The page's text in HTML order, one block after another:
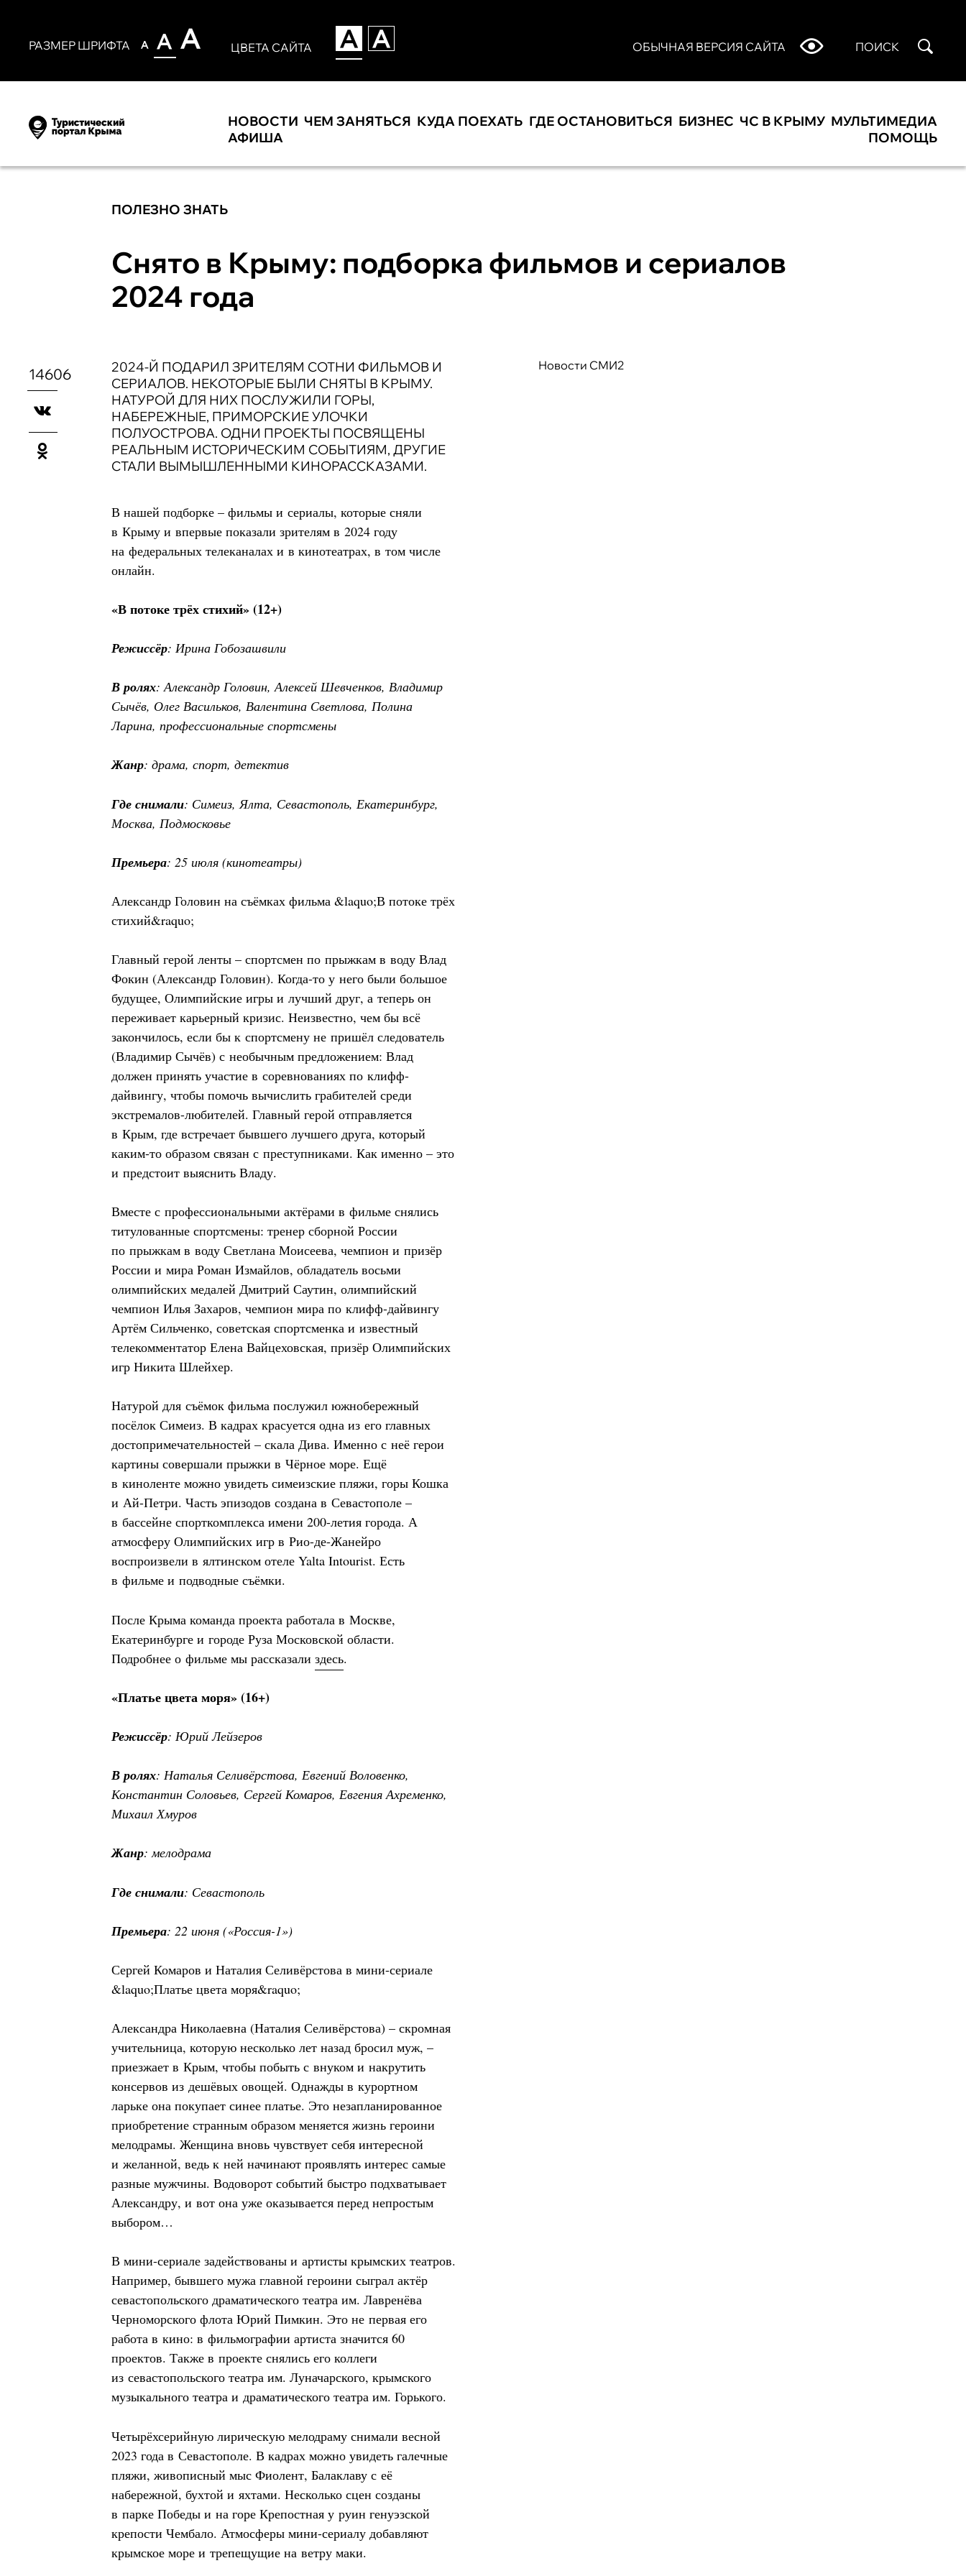
РАЗМЕР ШРИФТА ЦВЕТА САЙТА ОБЫЧНАЯ ВЕРСИЯ САЙТА ПОИСК
НОВОСТИ ЧЕМ ЗАНЯТЬСЯ КУДА ПОЕХАТЬ ГДЕ ОСТАНОВИТЬСЯ БИЗНЕС ЧС В КРЫМУ МУЛЬТИМЕДИА
АФИША
ПОМОЩЬ
ПОЛЕЗНО ЗНАТЬ
Снято в Крыму: подборка фильмов и сериалов
2024 года
14606
2024-Й ПОДАРИЛ ЗРИТЕЛЯМ СОТНИ ФИЛЬМОВ И
СЕРИАЛОВ. НЕКОТОРЫЕ БЫЛИ СНЯТЫ В КРЫМУ.
НАТУРОЙ ДЛЯ НИХ ПОСЛУЖИЛИ ГОРЫ,
НАБЕРЕЖНЫЕ, ПРИМОРСКИЕ УЛОЧКИ
ПОЛУОСТРОВА. ОДНИ ПРОЕКТЫ ПОСВЯЩЕНЫ
РЕАЛЬНЫМ ИСТОРИЧЕСКИМ СОБЫТИЯМ, ДРУГИЕ
СТАЛИ ВЫМЫШЛЕННЫМИ КИНОРАССКАЗАМИ.
В нашей подборке – фильмы и сериалы, которые сняли
в Крыму и впервые показали зрителям в 2024 году
на федеральных телеканалах и в кинотеатрах, в том числе
онлайн.
«В потоке трёх стихий» (12+)
Режиссёр: Ирина Гобозашвили
В ролях: Александр Головин, Алексей Шевченков, Владимир
Сычёв, Олег Васильков, Валентина Светлова, Полина
Ларина, профессиональные спортсмены
Жанр: драма, спорт, детектив
Где снимали: Симеиз, Ялта, Севастополь, Екатеринбург,
Москва, Подмосковье
Премьера: 25 июля (кинотеатры)
Александр Головин на съёмках фильма &laquo;В потоке трёх
стихий&raquo;
Главный герой ленты – спортсмен по прыжкам в воду Влад
Фокин (Александр Головин). Когда-то у него были большое
будущее, Олимпийские игры и лучший друг, а теперь он
переживает карьерный кризис. Неизвестно, чем бы всё
закончилось, если бы к спортсмену не пришёл следователь
(Владимир Сычёв) с необычным предложением: Влад
должен принять участие в соревнованиях по клифф-
дайвингу, чтобы помочь вычислить грабителей среди
экстремалов-любителей. Главный герой отправляется
в Крым, где встречает бывшего лучшего друга, который
каким-то образом связан с преступниками. Как именно – это
и предстоит выяснить Владу.
Вместе с профессиональными актёрами в фильме снялись
титулованные спортсмены: тренер сборной России
по прыжкам в воду Светлана Моисеева, чемпион и призёр
России и мира Роман Измайлов, обладатель восьми
олимпийских медалей Дмитрий Саутин, олимпийский
чемпион Илья Захаров, чемпион мира по клифф-дайвингу
Артём Сильченко, советская спортсменка и известный
телекомментатор Елена Вайцеховская, призёр Олимпийских
игр Никита Шлейхер.
Натурой для съёмок фильма послужил южнобережный
посёлок Симеиз. В кадрах красуется одна из его главных
достопримечательностей – скала Дива. Именно с неё герои
картины совершали прыжки в Чёрное море. Ещё
в киноленте можно увидеть симеизские пляжи, горы Кошка
и Ай-Петри. Часть эпизодов создана в Севастополе –
в бассейне спорткомплекса имени 200-летия города. А
атмосферу Олимпийских игр в Рио-де-Жанейро
воспроизвели в ялтинском отеле Yalta Intourist. Есть
в фильме и подводные съёмки.
После Крыма команда проекта работала в Москве,
Екатеринбурге и городе Руза Московской области.
Подробнее о фильме мы рассказали здесь.
«Платье цвета моря» (16+)
Режиссёр: Юрий Лейзеров
В ролях: Наталья Селивёрстова, Евгений Воловенко,
Константин Соловьев, Сергей Комаров, Евгения Ахременко,
Михаил Хмуров
Жанр: мелодрама
Где снимали: Севастополь
Премьера: 22 июня («Россия-1»)
Сергей Комаров и Наталия Селивёрстова в мини-сериале
&laquo;Платье цвета моря&raquo;
Александра Николаевна (Наталия Селивёрстова) – скромная
учительница, которую несколько лет назад бросил муж, –
приезжает в Крым, чтобы побыть с внуком и накрутить
консервов из дешёвых овощей. Однажды в курортном
ларьке она покупает синее платье. Это незапланированное
приобретение странным образом меняется жизнь героини
мелодрамы. Женщина вновь чувствует себя интересной
и желанной, ведь к ней начинают проявлять интерес самые
разные мужчины. Водоворот событий быстро подхватывает
Александру, и вот она уже оказывается перед непростым
выбором…
В мини-сериале задействованы и артисты крымских театров.
Например, бывшего мужа главной героини сыграл актёр
севастопольского драматического театра им. Лавренёва
Черноморского флота Юрий Пимкин. Это не первая его
работа в кино: в фильмографии артиста значится 60
проектов. Также в проекте снялись его коллеги
из севастопольского театра им. Луначарского, крымского
музыкального театра и драматического театра им. Горького.
Четырёхсерийную лирическую мелодраму снимали весной
2023 года в Севастополе. В кадрах можно увидеть галечные
пляжи, живописный мыс Фиолент, Балаклаву с её
набережной, бухтой и яхтами. Несколько сцен созданы
в парке Победы и на горе Крепостная у руин генуэзской
крепости Чембало. Атмосферы мини-сериалу добавляют
крымское море и трепещущие на ветру маки.
Новости СМИ2